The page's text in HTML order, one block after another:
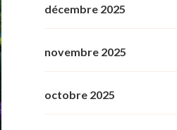
décembre 2025
novembre 2025
octobre 2025